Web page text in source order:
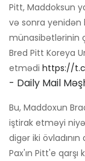
Pitt, Maddoksun
və sonra yenidən
münasibətlərinin
Bred Pitt Koreya
etmədi https://
- Daily Mail
Bu, Maddoxun
iştirak etməyi niyə
digər iki övladının
Pax'ın Pitt'e